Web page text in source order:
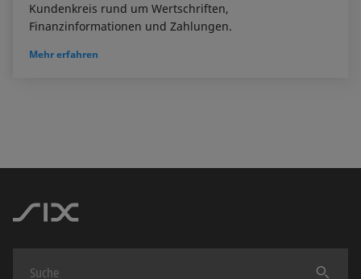
Kundenkreis rund um Wertschriften,
Finanzinformationen und Zahlungen.
Mehr erfahren